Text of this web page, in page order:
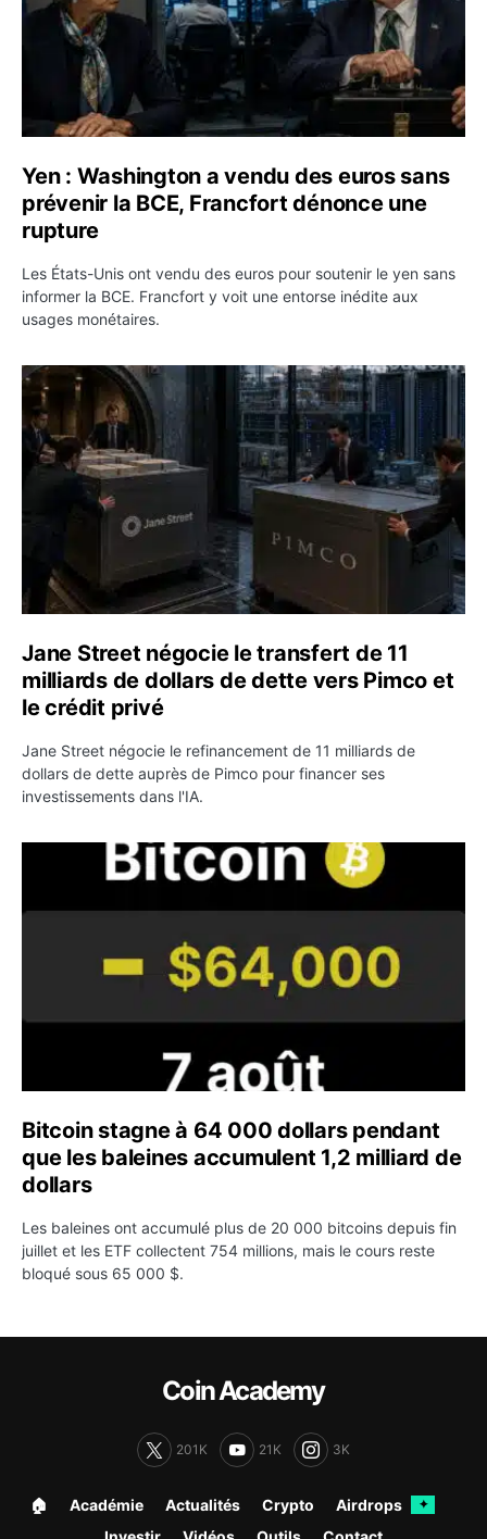
Yen : Washington a vendu des euros sans
prévenir la BCE, Francfort dénonce une
rupture
Les États-Unis ont vendu des euros pour soutenir le yen sans
informer la BCE. Francfort y voit une entorse inédite aux
usages monétaires.
Jane Street négocie le transfert de 11 milliards de
Jane Street négocie le transfert de 11
milliards de dollars de dette vers Pimco et
le crédit privé
Jane Street négocie le refinancement de 11 milliards de
dollars de dette auprès de Pimco pour financer ses
investissements dans l'IA.
Bitcoin stagne à 64 000 dollars pendant que les
Bitcoin stagne à 64 000 dollars pendant
que les baleines accumulent 1,2 milliard de
dollars
Les baleines ont accumulé plus de 20 000 bitcoins depuis fin
juillet et les ETF collectent 754 millions, mais le cours reste
bloqué sous 65 000 $.
Coin Academy
201K 21K 3K
🏠︎ Académie Actualités Crypto Airdrops ✦